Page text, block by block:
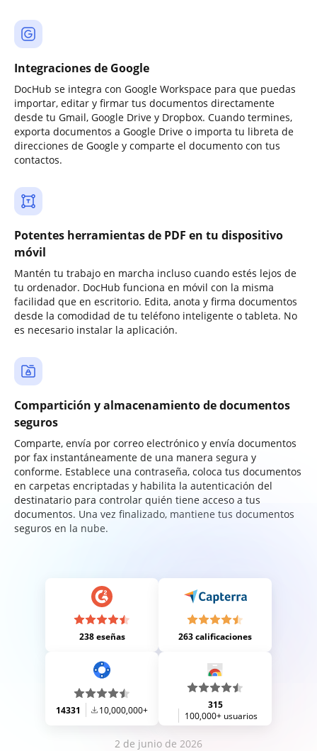
Integraciones de Google
DocHub se integra con Google Workspace para que puedas
importar, editar y firmar tus documentos directamente
desde tu Gmail, Google Drive y Dropbox. Cuando termines,
exporta documentos a Google Drive o importa tu libreta de
direcciones de Google y comparte el documento con tus
contactos.
Potentes herramientas de PDF en tu dispositivo
móvil
Mantén tu trabajo en marcha incluso cuando estés lejos de
tu ordenador. DocHub funciona en móvil con la misma
facilidad que en escritorio. Edita, anota y firma documentos
desde la comodidad de tu teléfono inteligente o tableta. No
es necesario instalar la aplicación.
Compartición y almacenamiento de documentos
seguros
Comparte, envía por correo electrónico y envía documentos
por fax instantáneamente de una manera segura y
conforme. Establece una contraseña, coloca tus documentos
en carpetas encriptadas y habilita la autenticación del
destinatario para controlar quién tiene acceso a tus
documentos. Una vez finalizado, mantiene tus documentos
seguros en la nube.
238 eseñas 263 calificaciones
14331 10,000,000+
315
100,000+ usuarios
2 de junio de 2026